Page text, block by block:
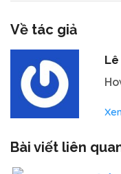
Về tác giả
Lê
Bài viết liên